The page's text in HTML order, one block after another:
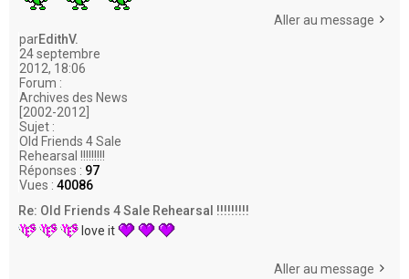
Aller au message
parEdithV.
24 septembre
2012, 18:06
Forum :
Archives des News
[2002-2012]
Sujet :
Old Friends 4 Sale
Rehearsal !!!!!!!!!
Réponses : 97
Vues : 40086
Re: Old Friends 4 Sale Rehearsal !!!!!!!!!
love it
Aller au message